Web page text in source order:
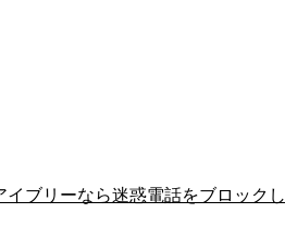
ブリーなら迷惑電話をブロックし